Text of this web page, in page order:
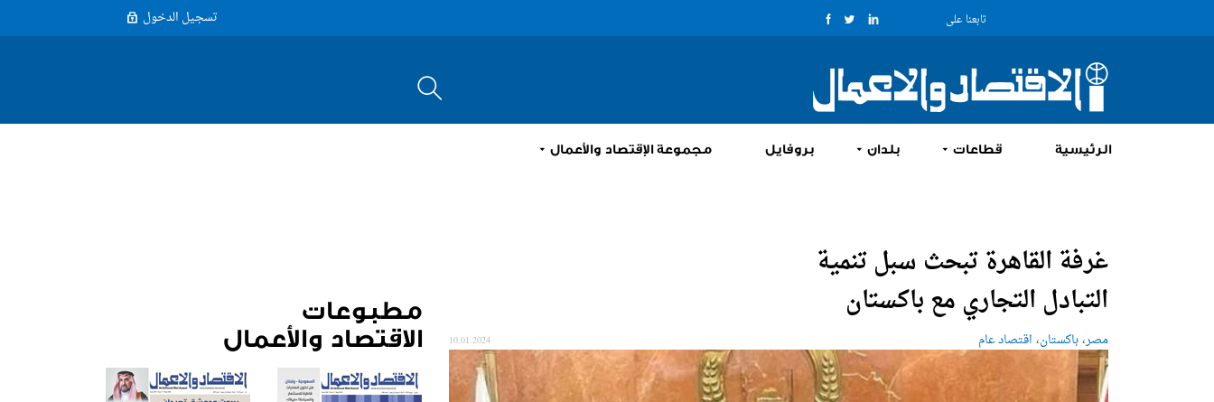
تابعنا على تسجيل الدخول
الرئيسية قطاعات بلدان بروفايل مجموعة الإقتصاد والأعمال
غرفة القاهرة تبحث سبل تنمية
التبادل التجاري مع باكستان
مصر،باكستان، اقتصاد عام 10.01.2024
مطبوعات
الاقتصاد والأعمال